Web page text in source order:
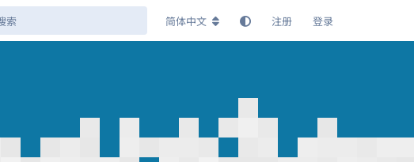
简体中文 注册 登录